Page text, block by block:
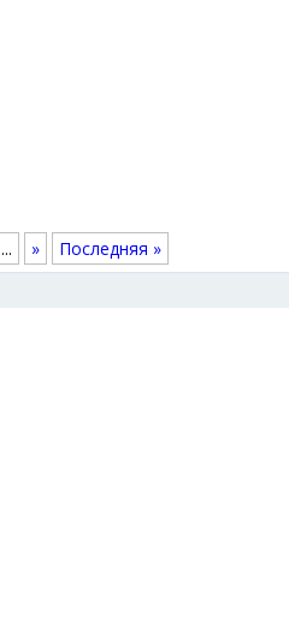
... » Последняя »